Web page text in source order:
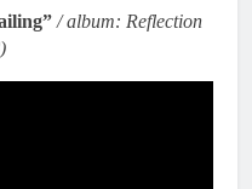
/ album: Reflection